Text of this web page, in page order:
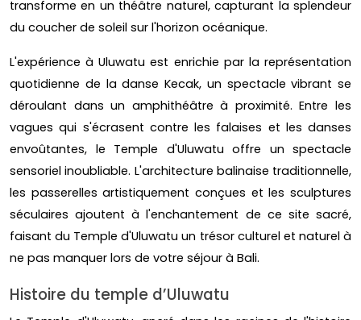
transforme en un théâtre naturel, capturant la splendeur
du coucher de soleil sur l'horizon océanique.
L'expérience à Uluwatu est enrichie par la représentation
quotidienne de la danse Kecak, un spectacle vibrant se
déroulant dans un amphithéâtre à proximité. Entre les
vagues qui s'écrasent contre les falaises et les danses
envoûtantes, le Temple d'Uluwatu offre un spectacle
sensoriel inoubliable. L'architecture balinaise traditionnelle,
les passerelles artistiquement conçues et les sculptures
séculaires ajoutent à l'enchantement de ce site sacré,
faisant du Temple d'Uluwatu un trésor culturel et naturel à
ne pas manquer lors de votre séjour à Bali.
Histoire du temple d’Uluwatu